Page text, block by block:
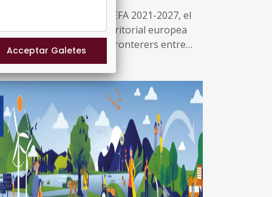
programa Interreg POCTEFA 2021-2027, el
de cooperació territorial europea
finança projectes transfronterers entre
França i Andorra al llarg dels Pirineus,
la tercera convocatòria de petits
de l'Àrea Funcional Espai Català
(EsCaT), adreçada a entitats
i privades de la zona transfronterera
occitana.